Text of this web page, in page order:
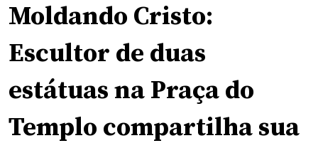
Moldando Cristo:
Escultor de duas
estátuas na Praça do
Templo compartilha sua